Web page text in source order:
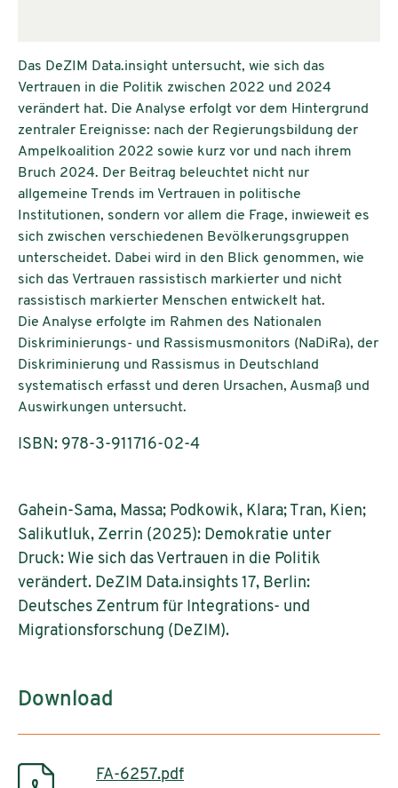
Das DeZIM Data.insight untersucht, wie sich das
Vertrauen in die Politik zwischen 2022 und 2024
verändert hat. Die Analyse erfolgt vor dem Hintergrund
zentraler Ereignisse: nach der Regierungsbildung der
Ampelkoalition 2022 sowie kurz vor und nach ihrem
Bruch 2024. Der Beitrag beleuchtet nicht nur
allgemeine Trends im Vertrauen in politische
Institutionen, sondern vor allem die Frage, inwieweit es
sich zwischen verschiedenen Bevölkerungsgruppen
unterscheidet. Dabei wird in den Blick genommen, wie
sich das Vertrauen rassistisch markierter und nicht
rassistisch markierter Menschen entwickelt hat.
Die Analyse erfolgte im Rahmen des Nationalen
Diskriminierungs- und Rassismusmonitors (NaDiRa), der
Diskriminierung und Rassismus in Deutschland
systematisch erfasst und deren Ursachen, Ausmaß und
Auswirkungen untersucht.
ISBN: 978-3-911716-02-4
Gahein-Sama, Massa; Podkowik, Klara; Tran, Kien;
Salikutluk, Zerrin (2025): Demokratie unter
Druck: Wie sich das Vertrauen in die Politik
verändert. DeZIM Data.insights 17, Berlin:
Deutsches Zentrum für Integrations- und
Migrationsforschung (DeZIM).
Download
FA-6257.pdf